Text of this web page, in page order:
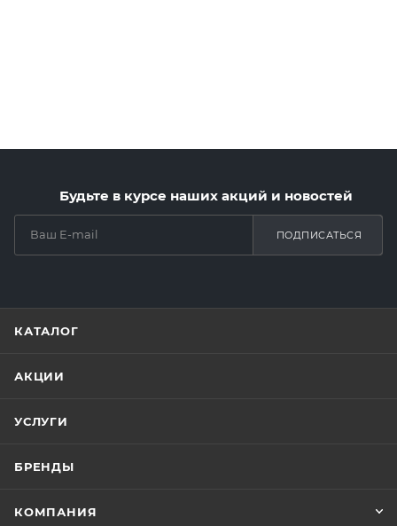
Будьте в курсе наших акций и новостей
ПОДПИСАТЬСЯ
КАТАЛОГ
АКЦИИ
УСЛУГИ
БРЕНДЫ
КОМПАНИЯ